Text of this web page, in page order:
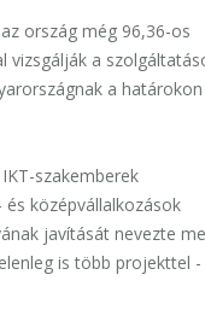
ország még 96,36-os
vizsgálják a
a határokon
szakemberek
középvállalkozások
javítását nevezte
is több projekttel -